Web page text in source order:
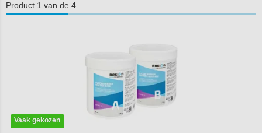
Product 1 van de 4
Vaak gekozen